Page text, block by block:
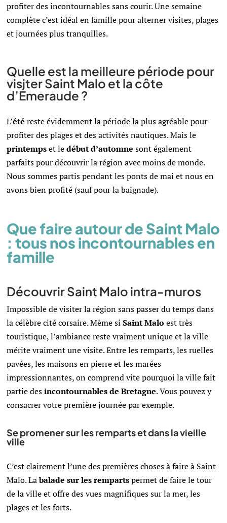
profiter des incontournables sans courir. Une semaine
complète c’est idéal en famille pour alterner visites, plages
et journées plus tranquilles.
Quelle est la meilleure période pour
visiter Saint Malo et la côte
d’Émeraude ?
L’été reste évidemment la période la plus agréable pour
profiter des plages et des activités nautiques. Mais le
printempset ledébut d’automne sont également
parfaits pour découvrir la région avec moins de monde.
Nous sommes partis pendant les ponts de mai et nous en
avons bien profité (sauf pour la baignade).
Que faire autour de Saint Malo
: tous nos incontournables en
famille
Découvrir Saint Malo intra-muros
Impossible de visiter la région sans passer du temps dans
la célèbre cité corsaire. Même siSaint Maloest très
touristique, l’ambiance reste vraiment unique et la ville
mérite vraiment une visite. Entre les remparts, les ruelles
pavées, les maisons en pierre et les marées
impressionnantes, on comprend vite pourquoi la ville fait
partie desincontournables de Bretagne. Vous pouvez y
consacrer votre première journée par exemple.
Se promener sur les remparts et dans la vieille
ville
C’est clairement l’une des premières choses à faire à Saint
Malo. Labalade sur les rempartspermet de faire le tour
de la ville et offre des vues magnifiques sur la mer, les
plages et les forts.